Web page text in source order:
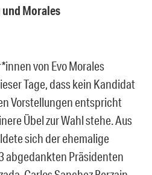
und Morales
von Evo Morales
Tage, dass kein Kandidat
Vorstellungen entspricht
Übel zur Wahl stehe. Aus
sich der ehemalige
abgedankten Präsidenten